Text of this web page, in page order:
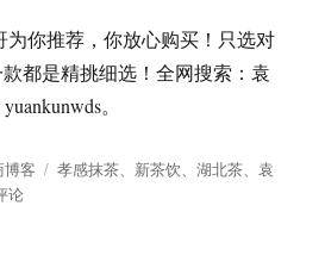
为你推荐，你放心购买！只选对
都是精挑细选！全网搜索：袁
。
博客
标
孝感抹茶、 新茶饮、湖北茶、袁
论